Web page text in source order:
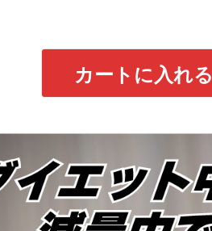
カートに入れる